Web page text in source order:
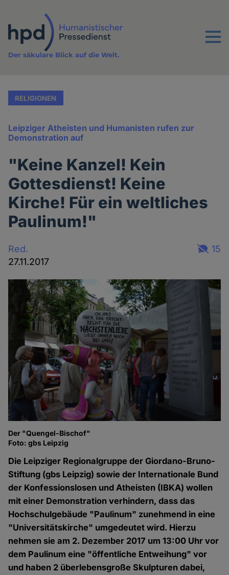
Inhalt
Menu
Der säkulare Blick auf die Welt.
RELIGIONEN
Leipziger Atheisten und Humanisten rufen zur
Demonstration auf
"Keine Kanzel! Kein
Gottesdienst! Keine
Kirche! Für ein weltliches
Paulinum!"
Red.
27.11.2017
15
Der "Quengel-Bischof"
Foto: gbs Leipzig
Die Leipziger Regionalgruppe der Giordano-Bruno-
Stiftung (gbs Leipzig) sowie der Internationale Bund
der Konfessionslosen und Atheisten (IBKA) wollen
mit einer Demonstration verhindern, dass das
Hochschulgebäude "Paulinum" zunehmend in eine
"Universitätskirche" umgedeutet wird. Hierzu
nehmen sie am 2. Dezember 2017 um 13:00 Uhr vor
dem Paulinum eine "öffentliche Entweihung" vor
und haben 2 überlebensgroße Skulpturen dabei,